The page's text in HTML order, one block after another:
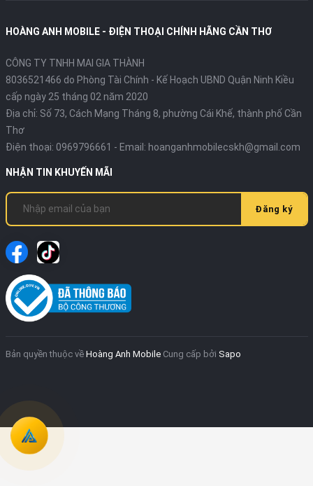
HOÀNG ANH MOBILE - ĐIỆN THOẠI CHÍNH HÃNG CẦN THƠ
CÔNG TY TNHH MAI GIA THÀNH
8036521466 do Phòng Tài Chính - Kế Hoạch UBND Quận Ninh Kiều
cấp ngày 25 tháng 02 năm 2020
Địa chỉ: Số 73, Cách Mạng Tháng 8, phường Cái Khế, thành phố Cần
Thơ
Điện thoại: 0969796661 - Email: hoanganhmobilecskh@gmail.com
NHẬN TIN KHUYẾN MÃI
Đăng ký
Bản quyền thuộc về Hoàng Anh Mobile Cung cấp bởi Sapo